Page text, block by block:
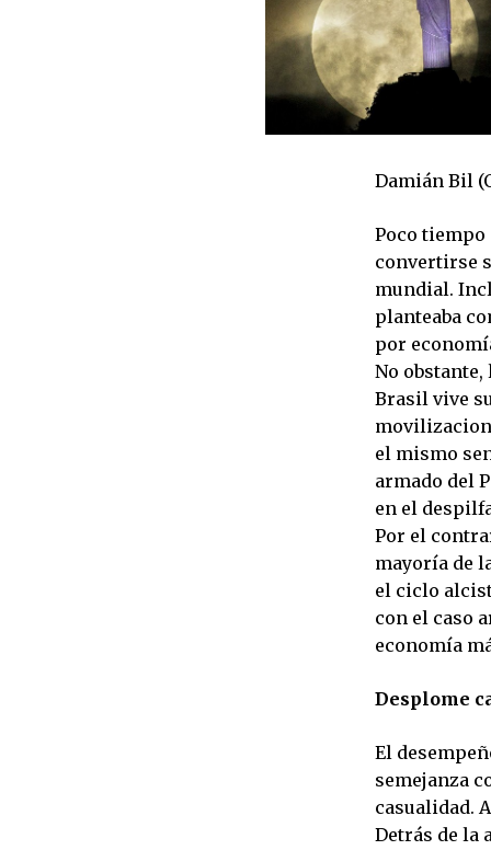
Damián Bil
Poco tiempo
convertirse
mundial.
planteaba
por
No
Brasil vive
el mismo
armado del
en el
Por el
mayoría de
el ciclo
con el caso
economía
Desplome
El
semejanza
casualidad.
Detrás de la